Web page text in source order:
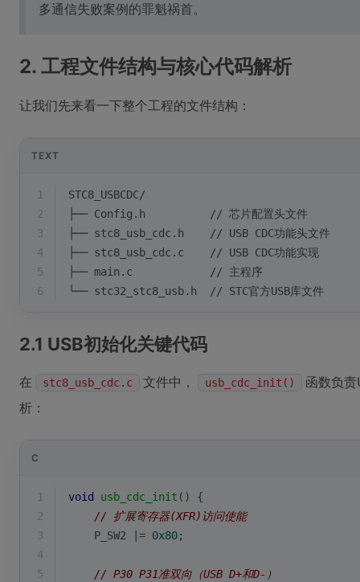
多通信失败案例的罪魁祸首。
2. 工程文件结构与核心代码解析
让我们先来看一下整个工程的文件结构：
TEXT
1
STC8_USBCDC/
2
├── Config.h          // 芯片配置头文件
3
├── stc8_usb_cdc.h    // USB CDC功能头文件
4
├── stc8_usb_cdc.c    // USB CDC功能实现
5
├── main.c            // 主程序
6
└── stc32_stc8_usb.h  // STC官方USB库文件
2.1 USB初始化关键代码
在 stc8_usb_cdc.c 文件中， usb_cdc_init()
函数负
析：
C
1 void usb_cdc_init ()
{
2
// 扩展寄存器(XFR)访问使能
3
    P_SW2 |=
0x80;
4
5
// P30 P31准双向（USB D+和D-）